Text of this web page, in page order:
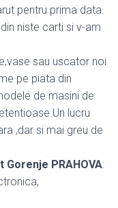
pentru prima data.
niste carti si v-am
sau uscator noi
pe piata din
de masini de
lucru
,dar si mai greu de
PRAHOVA: